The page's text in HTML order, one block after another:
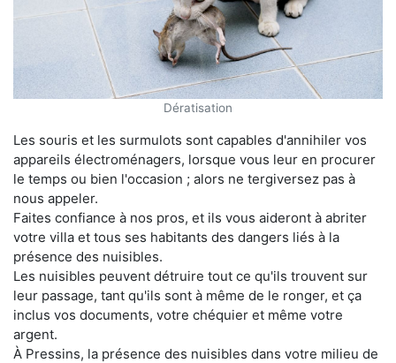
Dératisation
Les souris et les surmulots sont capables d'annihiler vos
appareils électroménagers, lorsque vous leur en procurer
le temps ou bien l'occasion ; alors ne tergiversez pas à
nous appeler.
Faites confiance à nos pros, et ils vous aideront à abriter
votre villa et tous ses habitants des dangers liés à la
présence des nuisibles.
Les nuisibles peuvent détruire tout ce qu'ils trouvent sur
leur passage, tant qu'ils sont à même de le ronger, et ça
inclus vos documents, votre chéquier et même votre
argent.
À Pressins, la présence des nuisibles dans votre milieu de